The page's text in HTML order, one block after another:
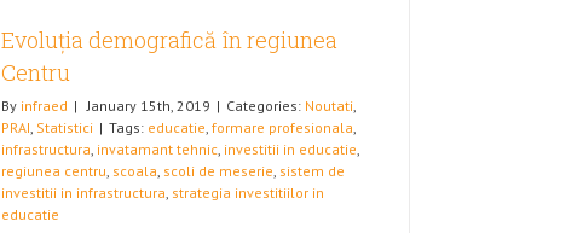
Evoluția demografică în regiunea
Centru
By infraed | January 15th, 2019 | Categories: Noutati,
PRAI, Statistici | Tags: educatie, formare profesionala,
infrastructura, invatamant tehnic, investitii in educatie,
regiunea centru, scoala, scoli de meserie, sistem de
investitii in infrastructura, strategia investitiilor in
educatie